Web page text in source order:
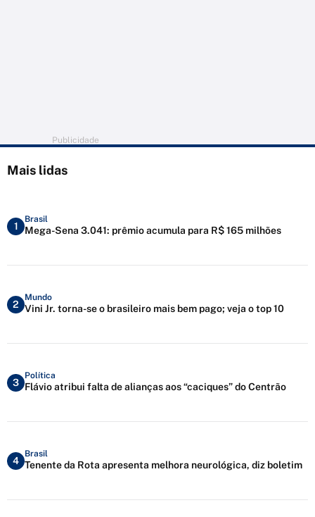
Publicidade
Mais lidas
1
Brasil
Mega-Sena 3.041: prêmio acumula para R$ 165 milhões
2
Mundo
Vini Jr. torna-se o brasileiro mais bem pago; veja o top 10
3
Política
Flávio atribui falta de alianças aos “caciques” do Centrão
4
Brasil
Tenente da Rota apresenta melhora neurológica, diz boletim